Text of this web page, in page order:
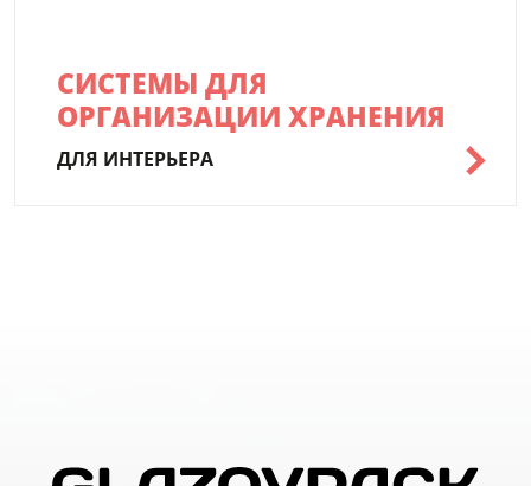
СИСТЕМЫ ДЛЯ
ОРГАНИЗАЦИИ ХРАНЕНИЯ
ДЛЯ ИНТЕРЬЕРА